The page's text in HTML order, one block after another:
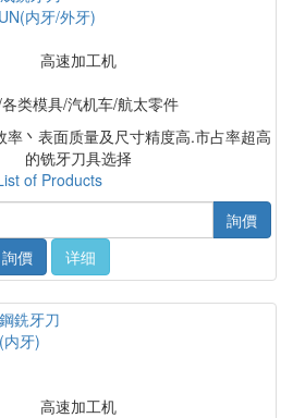
内牙/外牙)
高速加工机
类模具/汽机车/航太零件
率丶表面质量及尺寸精度高.市占率超高
的铣牙刀具选择
of Products
詢價
詢價
详细
牙)
高速加工机